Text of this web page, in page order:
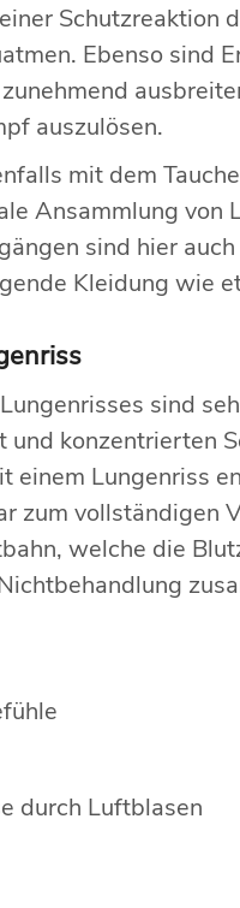
Schutzreaktion
Ebenso sind
auszulösen.
mit dem
Ansammlung
sind hier
Kleidung wie
sind
konzentrierten
einem Lungenriss
zum vollständigen
welche die
durch Luftblasen